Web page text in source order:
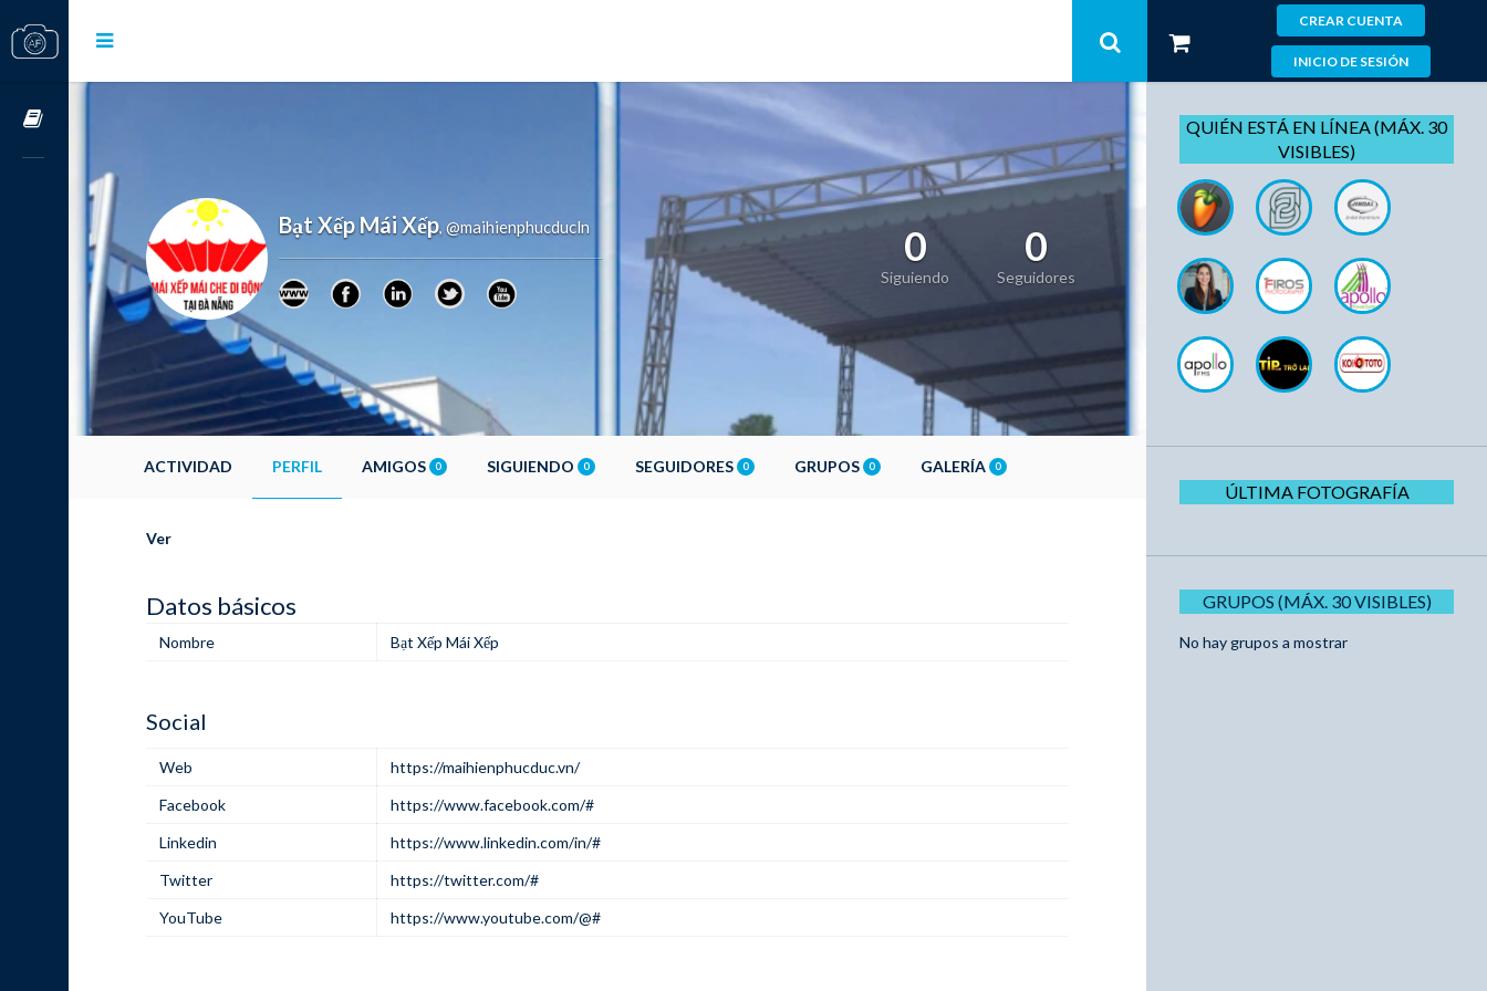
CREAR CUENTA
INICIO DE SESIÓN
Bạt Xếp Mái Xếp, @maihienphucducln 0
Siguiendo
0
Seguidores
ACTIVIDAD PERFIL AMIGOS 0 SIGUIENDO 0 SEGUIDORES 0 GRUPOS 0 GALERÍA 0
Ver
Datos básicos
Nombre Bạt Xếp Mái Xếp
Social
Web
https://maihienphucduc.vn/
Facebook
https://www.facebook.com/#
Linkedin
https://www.linkedin.com/in/#
Twitter
https://twitter.com/#
YouTube
https://www.youtube.com/@#
QUIÉN ESTÁ EN LÍNEA (MÁX. 30
VISIBLES)
ÚLTIMA FOTOGRAFÍA
GRUPOS (MÁX. 30 VISIBLES)
No hay grupos a mostrar